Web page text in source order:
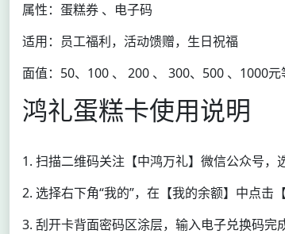
属性：蛋糕券 、电子码
适用：员工福利，活动馈赠，生日祝福
面值：50、100 、 200 、 300、500 、1000元
鸿礼蛋糕卡使用说明
1. 扫描二维码关注【中鸿万礼】微信公众号，
2. 选择右下角“我的”，在【我的余额】中点击
3. 刮开卡背面密码区涂层，输入电子兑换码完